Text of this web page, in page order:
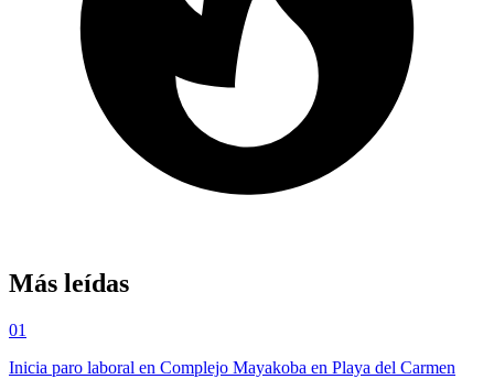
Más leídas
01
Inicia paro laboral en Complejo Mayakoba en Playa del Carmen